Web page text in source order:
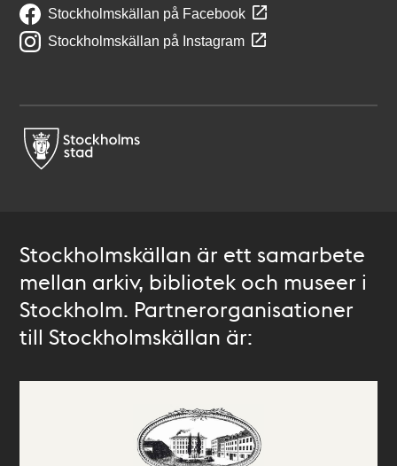
Stockholmskällan på Facebook
Stockholmskällan på Instagram
Stockholmskällan är ett samarbete
mellan arkiv, bibliotek och museer i
Stockholm. Partnerorganisationer
till Stockholmskällan är: